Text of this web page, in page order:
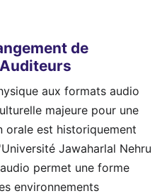
de
aux formats audio
majeure pour une
est historiquement
Jawaharlal Nehru
permet une forme
environnements